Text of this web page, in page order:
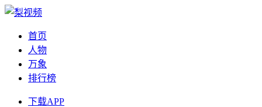
首页
人物
万象
排行榜
下载APP